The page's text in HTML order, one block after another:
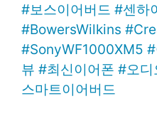
#보스이어버드 #센하
#BowersWilkins #
#SonyWF1000XM5 #
뷰 #최신이어폰 #오
스마트이어버드